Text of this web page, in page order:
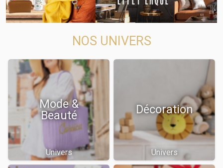
NOS UNIVERS
Mode &
Beauté
Univers
Décoration
Univers